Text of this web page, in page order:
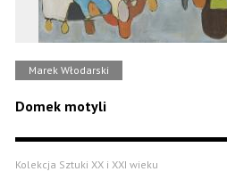
Marek Włodarski
Domek motyli
Kolekcja Sztuki XX i XXI wieku